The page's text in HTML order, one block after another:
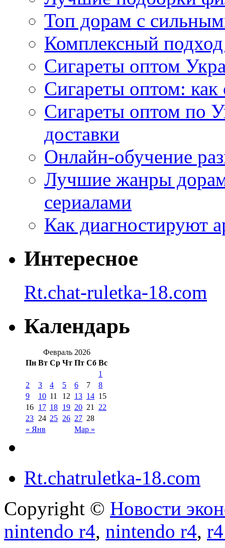
Топ дорам с
Комплексный
Сигареты оптом
Сигареты оптом: как
Сигареты оптом по
доставки
Онлайн-обучение
Лучшие жанры дорам
сериалами
Как диагностируют
Интересное
Rt.chat-ruletka-18.com
Календарь
Февраль 2026
Пн Вт Ср Чт Пт Сб Вс
« Янв Мар »
1
2
3 4 5 6 7
8
9
10 11 12 13 14 15
16 17 18 19 20 21 22
23 24 25 26 27 28
Rt.chatruletka-18.com
Copyright © Новости
nintendo r4, nintendo r4,